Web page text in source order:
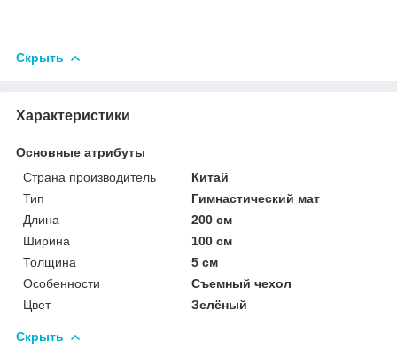
Скрыть
Характеристики
Основные атрибуты
Страна производитель
Китай
Тип
Гимнастический мат
Длина
200 см
Ширина
100 см
Толщина
5 см
Особенности
Съемный чехол
Цвет
Зелёный
Скрыть